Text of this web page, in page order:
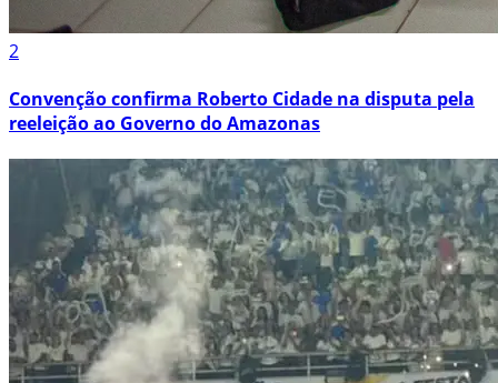
2
Convenção confirma Roberto Cidade na disputa pela
reeleição ao Governo do Amazonas